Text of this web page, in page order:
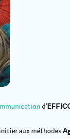
d’
aux méthodes